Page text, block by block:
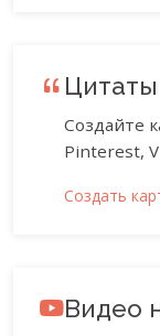
Цитаты
Создайте
Pinterest,
Создать
Видео